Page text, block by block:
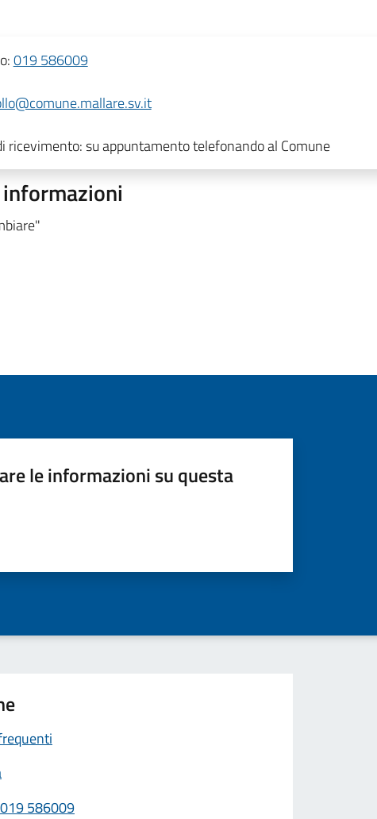
019 586009
ricevimento:su appuntamento telefonando al Comune
le informazioni su questa
586009